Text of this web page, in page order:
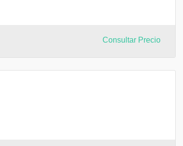
Consultar Precio